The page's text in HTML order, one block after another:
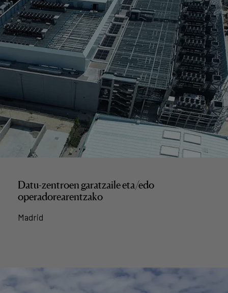
Datu-zentroen garatzaile eta/edo
operadorearentzako
Madrid